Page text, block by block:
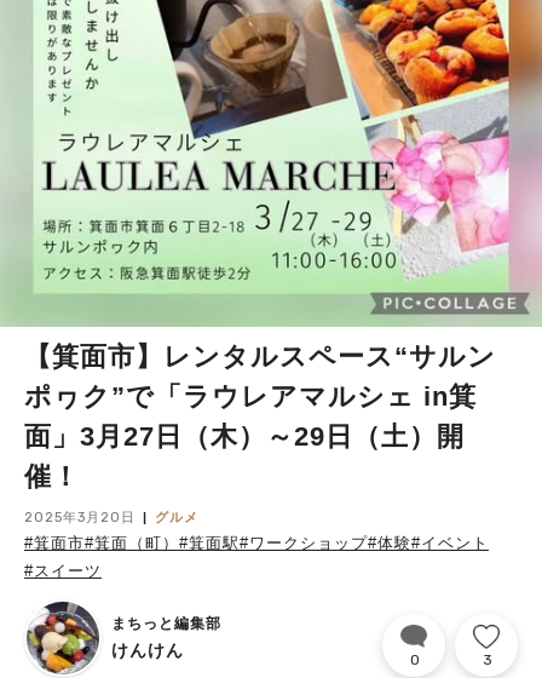
【箕面市】レンタルスペース“サルン
ポヮク”で「ラウレアマルシェ in箕
面」3月27日（木）～29日（土）開
催！
2025年3月20日 グルメ
#箕面市#箕面（町） #箕面駅#ワークショップ#体験#イベント
#スイーツ
まちっと編集部
けんけん 0 3